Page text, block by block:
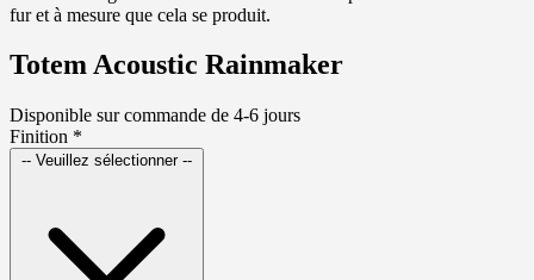
fur et à mesure que cela se produit.
Totem Acoustic Rainmaker
Disponible sur commande de 4-6 jours
Finition *
-- Veuillez sélectionner --